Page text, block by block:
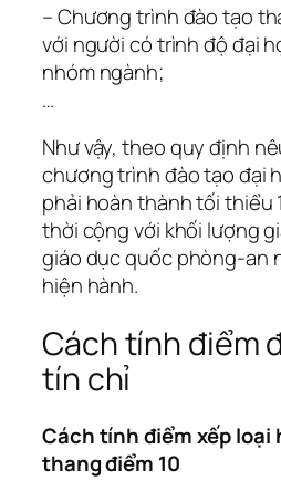
– Chương trình đào tạo
với người có trình độ đại
nhóm ngành;
…
Như vậy, theo quy định
chương trình đào tạo đại
phải hoàn thành tối thiểu
thời cộng với khối lượng
giáo dục quốc phòng-an
hiện hành.
Cách tính điểm
tín chỉ
Cách tính điểm xếp loại
thang điểm 10